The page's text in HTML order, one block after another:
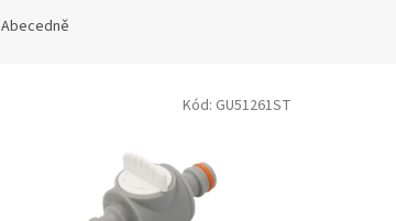
Abecedně
Kód: GU51261ST